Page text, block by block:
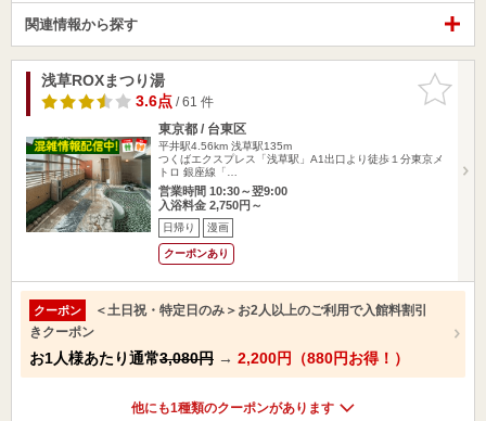
関連情報から探す
お気に入
りに追加
浅草ROXまつり湯
3.6点/ 61 件
東京都 / 台東区
平井駅4.56km 浅草駅135m
つくばエクスプレス「浅草駅」A1出口より徒歩１分東京メ
トロ 銀座線「…
営業時間 10:30～翌9:00
入浴料金 2,750円～
日帰り 漫画
クーポンあり
クーポン
＜土日祝・特定日のみ＞お2人以上のご利用で入館料割引
きクーポン
お1人様あたり通常3,080円 → 2,200円（880円お得！）
他にも1種類のクーポンがあります